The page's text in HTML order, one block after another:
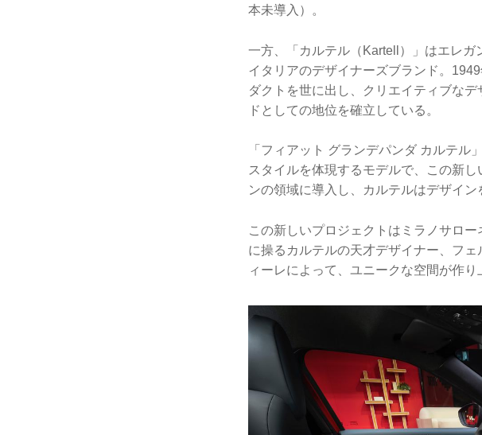
本未導入）。
一方、「カルテル（Kartell）」はエレ
イタリアのデザイナーズブランド。
ダクトを世に出し、クリエイティブな
ドとしての地位を確立している。
「フィアット グランデパンダ カルテル
スタイルを体現するモデルで、この新
ンの領域に導入し、カルテルはデザイ
この新しいプロジェクトはミラノサロ
に操るカルテルの天才デザイナー、フ
ィーレによって、ユニークな空間が作り